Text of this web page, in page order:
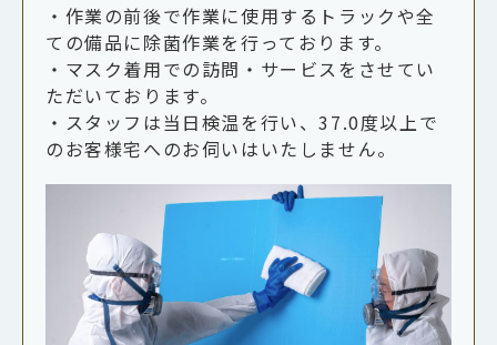
・作業の前後で作業に使用するトラックや全
ての備品に除菌作業を行っております。
・マスク着用での訪問・サービスをさせてい
ただいております。
・スタッフは当日検温を行い、37.0度以上で
のお客様宅へのお伺いはいたしません。